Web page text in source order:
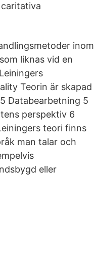
inom
liknas vid en
Teorin är skapad
Databearbetning 5
perspektiv 6
teori finns
man talar och
eller